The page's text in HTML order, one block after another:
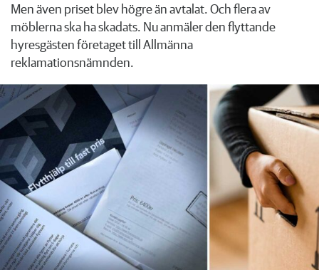
Men även priset blev högre än avtalat. Och flera av
möblerna ska ha skadats. Nu anmäler den flyttande
hyresgästen företaget till Allmänna
reklamationsnämnden.